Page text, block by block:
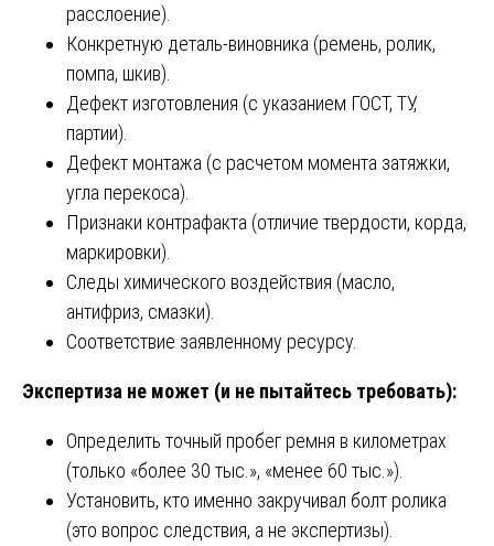
расслоение).
Конкретную деталь-виновника (ремень, ролик,
помпа, шкив).
Дефект изготовления (с указанием ГОСТ, ТУ,
партии).
Дефект монтажа (с расчетом момента затяжки,
угла перекоса).
Признаки контрафакта (отличие твердости, корда,
маркировки).
Следы химического воздействия (масло,
антифриз, смазки).
Соответствие заявленному ресурсу.
Экспертиза не может (и не пытайтесь требовать):
Определить точный пробег ремня в километрах
(только «более 30 тыс.», «менее 60 тыс.»).
Установить, кто именно закручивал болт ролика
(это вопрос следствия, а не экспертизы).